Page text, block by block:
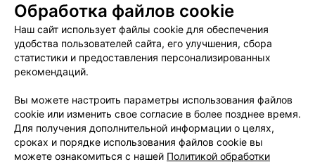
ЭФФЕКТИВНАЯ РЕКЛАМА НА САЙТЕ
Добавить компанию
Обработка файлов cookie
Наш сайт использует файлы cookie для обеспечения
удобства пользователей сайта, его улучшения, сбора
статистики и предоставления персонализированных
рекомендаций.
Вы можете настроить параметры использования файлов
cookie или изменить свое согласие в более позднее время.
Для получения дополнительной информации о целях,
сроках и порядке использования файлов cookie вы
можете ознакомиться с нашей Политикой обработки